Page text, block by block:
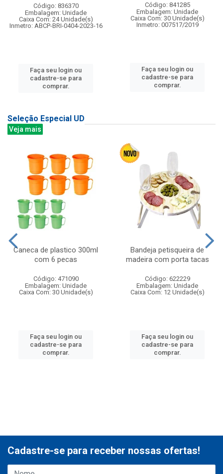
Código: 836370
Embalagem: Unidade
Caixa Com: 24 Unidade(s)
Inmetro: ABCP-BRI-0404-2023-16
Faça seu login ou
cadastre-se para
comprar.
Código: 841285
Embalagem: Unidade
Caixa Com: 30 Unidade(s)
Inmetro: 007517/2019
Faça seu login ou
cadastre-se para
comprar.
Seleção Especial UD
Veja mais
Caneca de plastico 300ml
com 6 pecas
Código: 471090
Embalagem: Unidade
Caixa Com: 30 Unidade(s)
Faça seu login ou
cadastre-se para
comprar.
Bandeja petisqueira de
madeira com porta tacas
Código: 622229
Embalagem: Unidade
Caixa Com: 12 Unidade(s)
Faça seu login ou
cadastre-se para
comprar.
Cadastre-se para receber nossas ofertas!